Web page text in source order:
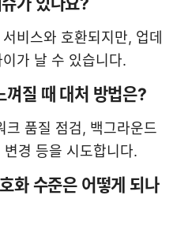
비스와 호환되지만, 업데
가 날 수 있습니다.
질 때 대처 방법은?
크 품질 점검, 백그라운드
경 등을 시도합니다.
화 수준은 어떻게 되나